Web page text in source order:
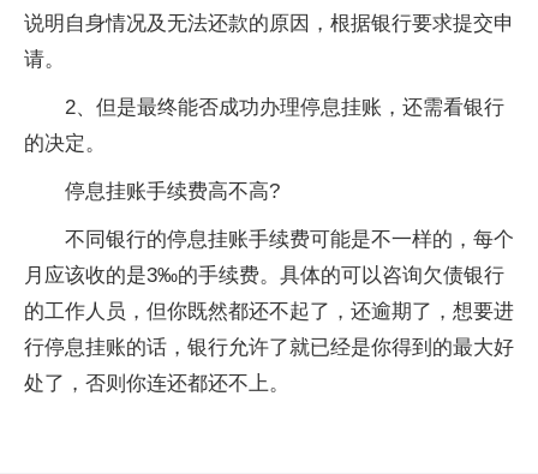
说明自身情况及无法还款的原因，根据银行要求提交申
请。
2、但是最终能否成功办理停息挂账，还需看银行
的决定。
停息挂账手续费高不高?
不同银行的停息挂账手续费可能是不一样的，每个
月应该收的是3‰的手续费。具体的可以咨询欠债银行
的工作人员，但你既然都还不起了，还逾期了，想要进
行停息挂账的话，银行允许了就已经是你得到的最大好
处了，否则你连还都还不上。